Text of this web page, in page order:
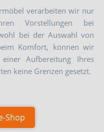
verarbeiten wir nur
Vorstellungen bei
bei der Auswahl von
Komfort, können wir
Aufbereitung Ihres
keine Grenzen gesetzt.
Shop